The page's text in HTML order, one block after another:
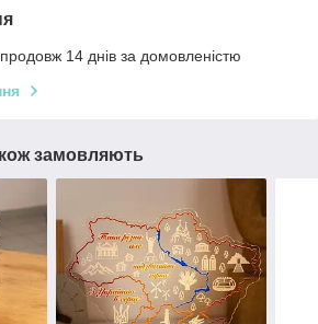
14 днів за домовленістю
замовляють